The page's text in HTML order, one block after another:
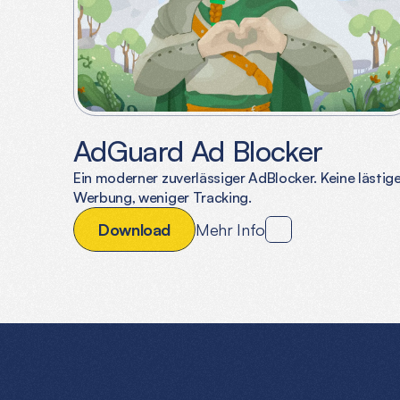
AdGuard Ad Blocker
Ein moderner zuverlässiger AdBlocker. Keine
Werbung, weniger Tracking.
Download Mehr Info